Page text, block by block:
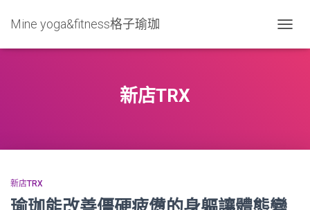
Mine yoga&fitness格子瑜珈
新店TRX
新店TRX